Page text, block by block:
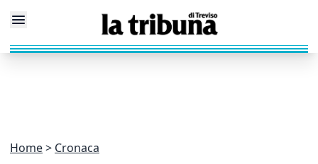
Home Cronaca